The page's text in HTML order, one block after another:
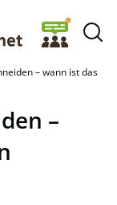
– wann ist das
–